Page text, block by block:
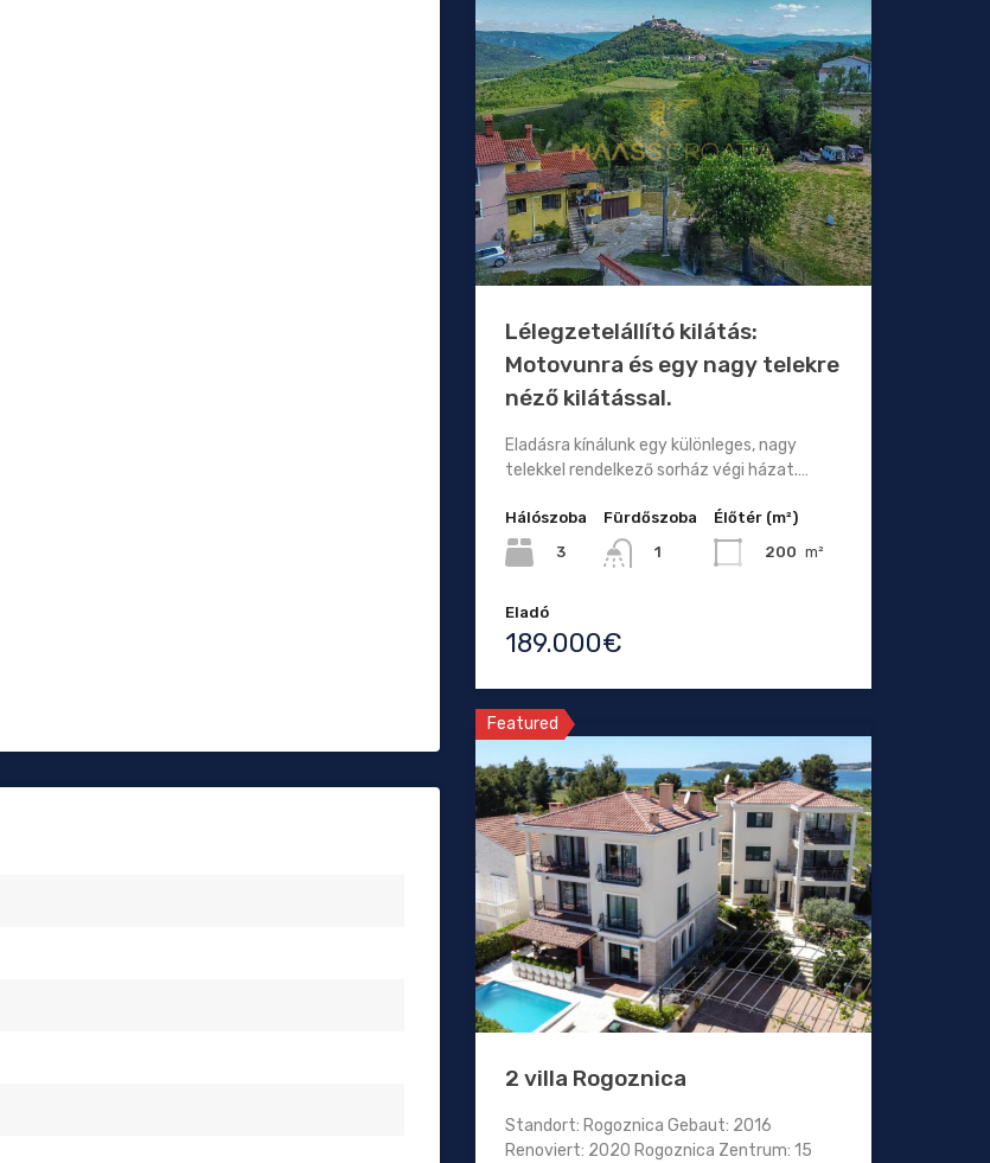
Lélegzetelállító kilátás:
Motovunra és egy nagy telekre
néző kilátással.
Eladásra kínálunk egy különleges, nagy
telekkel rendelkező sorház végi házat.…
Hálószoba
3
Fürdőszoba
1
Élőtér (m²)
200 m²
Eladó
189.000€
Featured
2 villa Rogoznica
Standort: Rogoznica Gebaut: 2016
Renoviert: 2020 Rogoznica Zentrum: 15